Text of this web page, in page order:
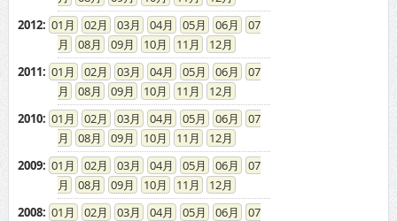
2012: 01 02 03 04 05 06
07
08
09 10 11
12
2011: 01 02 03 04 05 06
07
08
09 10 11
12
2010: 01 02 03 04 05 06
07
08
09 10 11
12
2009: 01 02 03 04 05 06
07
08
09 10 11
12
2008: 01 02 03 04 05 06
07